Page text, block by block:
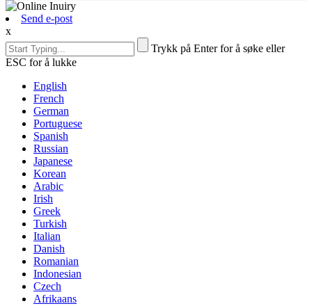
Send e-post
x
Trykk på Enter for å søke eller
ESC for å lukke
English
French
German
Portuguese
Spanish
Russian
Japanese
Korean
Arabic
Irish
Greek
Turkish
Italian
Danish
Romanian
Indonesian
Czech
Afrikaans